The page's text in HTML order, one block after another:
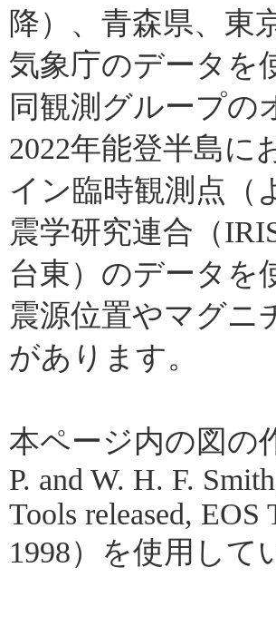
降）、青森県、東
気象庁のデータを
同観測グループの
2022年能登半島
イン臨時観測点（
震学研究連合（
台東）のデータを
震源位置やマグニ
があります。
本ページ内の図の
P. and W. H. F.
Tools released,
1998）を使用して